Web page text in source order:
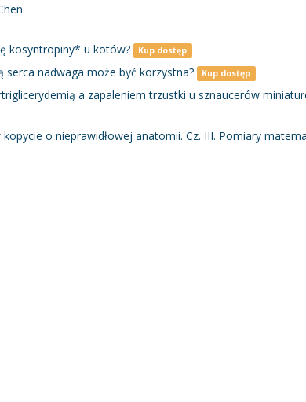
kosyntropiny* u kotów? Kup dostęp
serca nadwaga może być korzystna? Kup dostęp
a zapaleniem trzustki u sznaucerów
o nieprawidłowej anatomii. Cz. III. Pomiary